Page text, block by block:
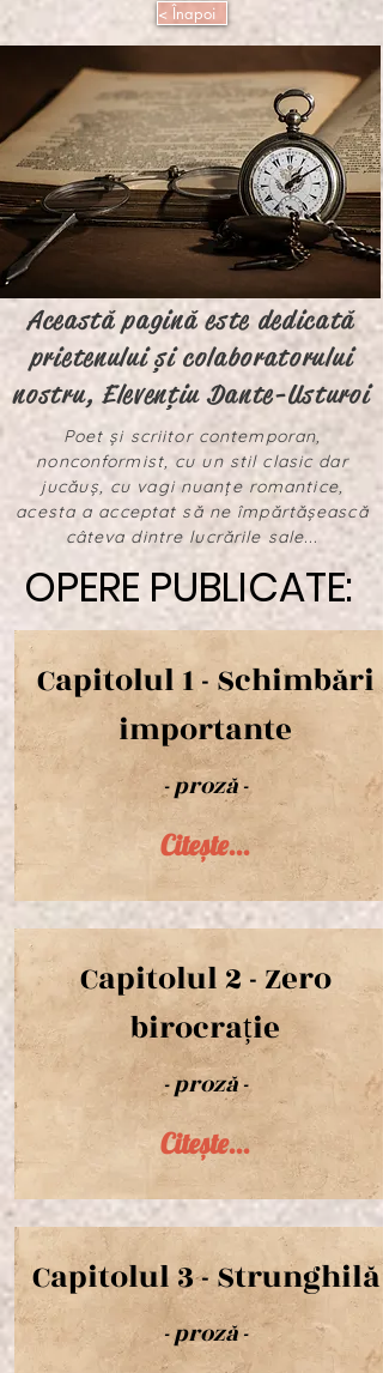
< Înapoi
Această pagină este dedicată
prietenului și colaboratorului
nostru, Elevențiu Dante-Usturoi
Poet și scriitor contemporan,
nonconformist, cu un stil clasic dar
jucăuș, cu vagi nuanțe romantice,
acesta a acceptat să ne împărtășească
câteva dintre lucrările sale...
OPERE PUBLICATE:
OPERE PUBLICATE:
Capitolul 1 - Schimbări
importante
- proză -
Citește...
Capitolul 2 - Zero
birocrație
- proză -
Citește...
Capitolul 3 - Strunghilă
- proză -